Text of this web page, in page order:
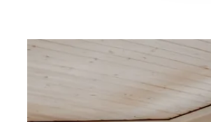
Välkomna att boka in er på visning!